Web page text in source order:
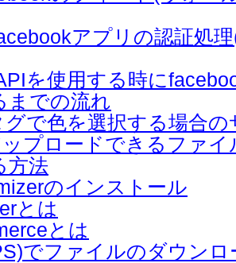
アプリの認証処
を使用する時に
までの流れ
グで色を選択する場合の
プロードできるファ
方法
のインストール
とは
とは
でファイルのダウン